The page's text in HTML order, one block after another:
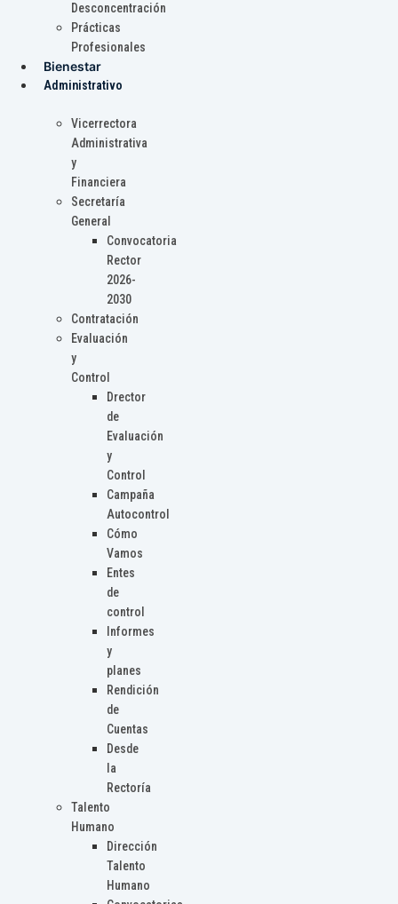
Desconcentración
Prácticas
Profesionales
Bienestar
Administrativo
Vicerrectora
Administrativa
y
Financiera
Secretaría
General
Convocatoria
Rector
2026-
2030
Contratación
Evaluación
y
Control
Drector
de
Evaluación
y
Control
Campaña
Autocontrol
Cómo
Vamos
Entes
de
control
Informes
y
planes
Rendición
de
Cuentas
Desde
la
Rectoría
Talento
Humano
Dirección
Talento
Humano